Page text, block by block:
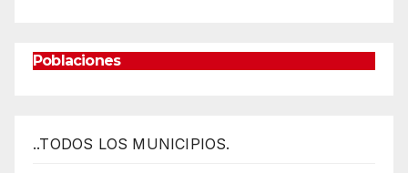
Poblaciones
..TODOS LOS MUNICIPIOS.